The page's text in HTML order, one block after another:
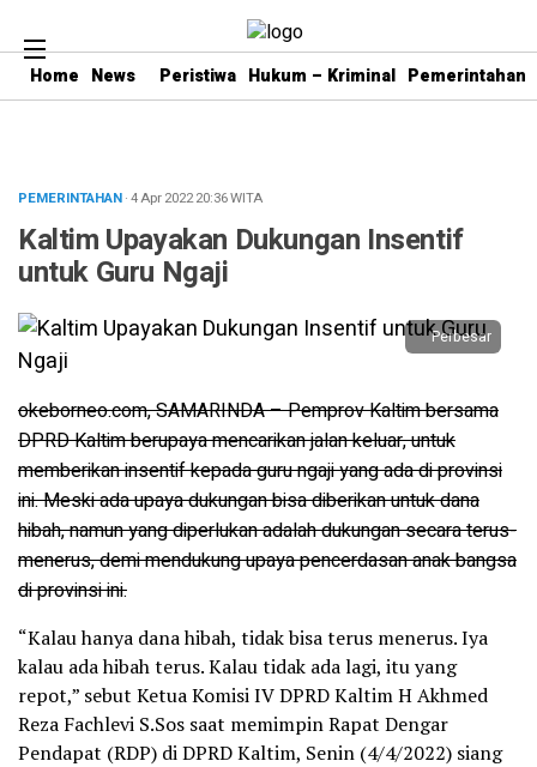
Home News Peristiwa Hukum – Kriminal Pemerintahan
PEMERINTAHAN· 4 Apr 202220:36WITA
Kaltim Upayakan Dukungan Insentif
untuk Guru Ngaji
Perbesar
okeborneo.com, SAMARINDA – Pemprov Kaltim bersama
DPRD Kaltim berupaya mencarikan jalan keluar, untuk
memberikan insentif kepada guru ngaji yang ada di provinsi
ini. Meski ada upaya dukungan bisa diberikan untuk dana
hibah, namun yang diperlukan adalah dukungan secara terus-
menerus, demi mendukung upaya pencerdasan anak bangsa
di provinsi ini.
“Kalau hanya dana hibah, tidak bisa terus menerus. Iya
kalau ada hibah terus. Kalau tidak ada lagi, itu yang
repot,” sebut Ketua Komisi IV DPRD Kaltim H Akhmed
Reza Fachlevi S.Sos saat memimpin Rapat Dengar
Pendapat (RDP) di DPRD Kaltim, Senin (4/4/2022) siang